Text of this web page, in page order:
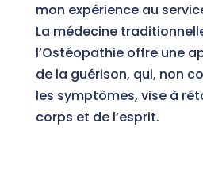
mon expérience au
La médecine
l’Ostéopathie offre une
de la guérison, qui, non
les symptômes, vise à
corps et de l’esprit.